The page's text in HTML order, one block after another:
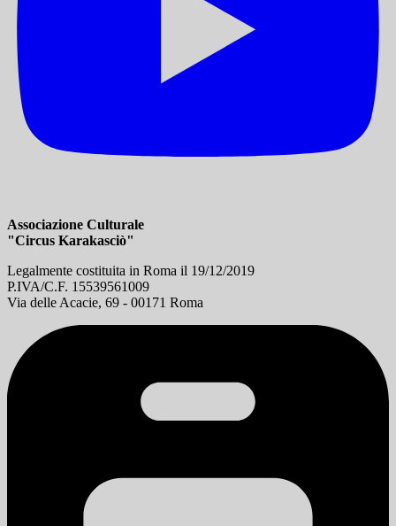
Associazione Culturale
"Circus Karakasciò"
Legalmente costituita in Roma il 19/12/2019
P.IVA/C.F. 15539561009
Via delle Acacie, 69 - 00171 Roma